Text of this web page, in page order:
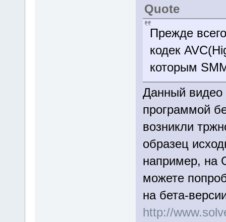
Quote
Прежде
кодек
которым
Данный видео
программой
возникли
образец
например, на
можете
на бета-
http://